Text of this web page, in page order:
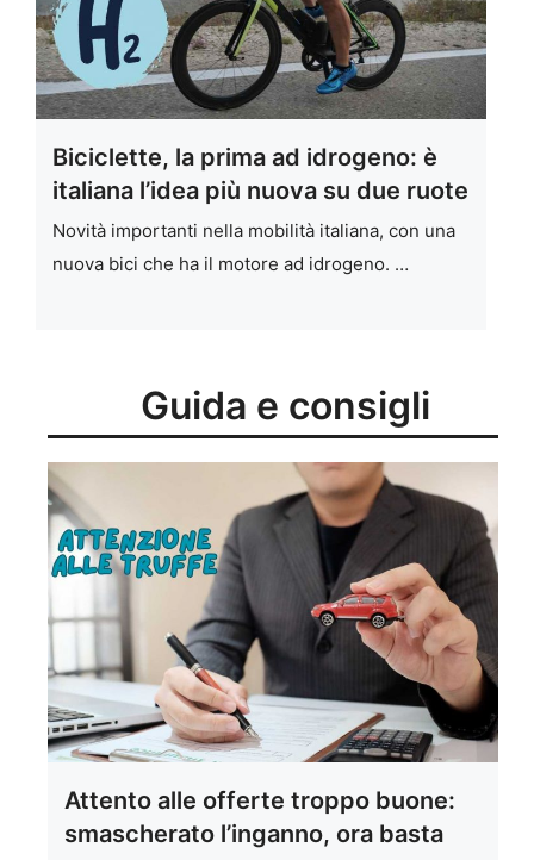
Biciclette, la prima ad idrogeno: è
italiana l’idea più nuova su due ruote
Novità importanti nella mobilità italiana, con una
nuova bici che ha il motore ad idrogeno. …
Guida e consigli
Attento alle offerte troppo buone:
smascherato l’inganno, ora basta